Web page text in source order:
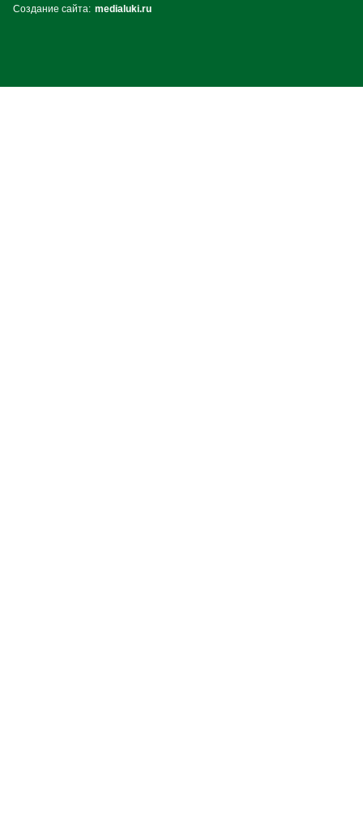
Создание сайта: medialuki.ru